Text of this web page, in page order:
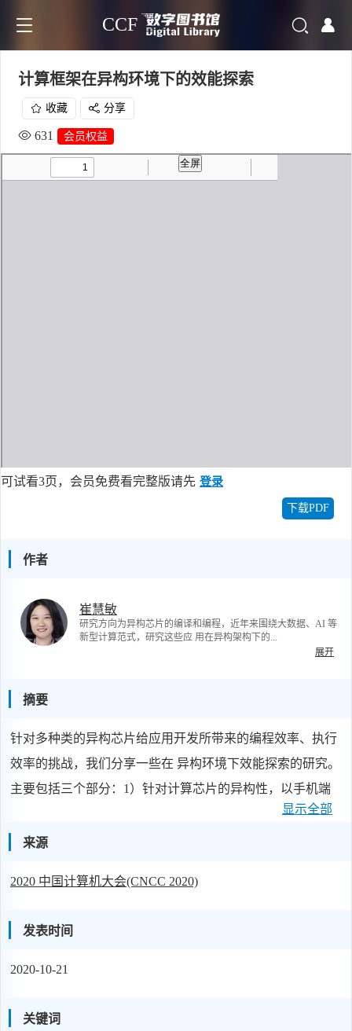
CCF
计算框架在异构环境下的效能探索
收藏 分享
631 会员权益
可试看3页，会员免费看完整版请先 登录
下载PDF
作者
崔慧敏
研究方向为异构芯片的编译和编程，近年来围绕大数据、AI 等
新型计算范式，研究这些应 用在异构架构下的...
展开
摘要
针对多种类的异构芯片给应用开发所带来的编程效率、执行
效率的挑战，我们分享一些在 异构环境下效能探索的研究。
主要包括三个部分：1）针对计算芯片的异构性，以手机端
AI 框架为例， 研究任务在计算芯片上的自动优化部署；2）
针对数据对象的异构性，以 TensorFlow 中的张量对象为例，
存储的异构性，以 Spark 为例，研究软件栈 中垂直协同的资
显示全部
来源
2020 中国计算机大会(CNCC 2020)
发表时间
2020-10-21
关键词